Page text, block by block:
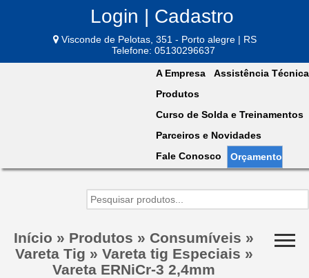
Login | Cadastro
Visconde de Pelotas, 351 - Porto alegre | RS
Telefone: 05130296637
A Empresa
Assistência Técnica
Produtos
Curso de Solda e Treinamentos
Parceiros e Novidades
Fale Conosco
Orçamento
Início » Produtos » Consumíveis »
Vareta Tig » Vareta tig Especiais »
Vareta ERNiCr-3 2,4mm